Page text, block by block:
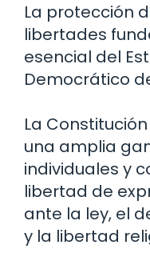
La protección
libertades
esencial del
Democrático
La
una amplia
individuales y
libertad de
ante la ley, el
y la libertad